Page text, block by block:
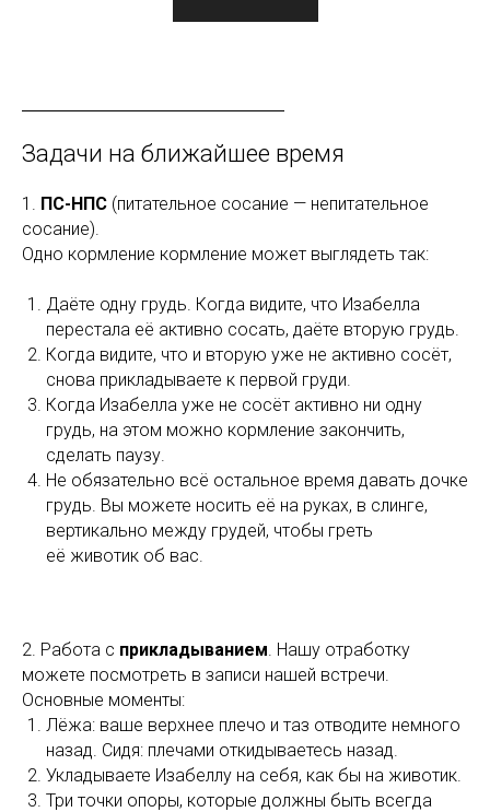
Задачи на ближайшее время
1. ПС-НПС (питательное сосание — непитательное
сосание).
Одно кормление кормление может выглядеть так:
Даёте одну грудь. Когда видите, что Изабелла
перестала её активно сосать, даёте вторую грудь.
Когда видите, что и вторую уже не активно сосёт,
снова прикладываете к первой груди.
Когда Изабелла уже не сосёт активно ни одну
грудь, на этом можно кормление закончить,
сделать паузу.
Не обязательно всё остальное время давать дочке
грудь. Вы можете носить её на руках, в слинге,
вертикально между грудей, чтобы греть
её животик об вас.
2. Работа с прикладыванием . Нашу отработку
можете посмотреть в записи нашей встречи.
Основные моменты:
Лёжа: ваше верхнее плечо и таз отводите немного
назад. Сидя: плечами откидываетесь назад.
Укладываете Изабеллу на себя, как бы на животик.
Три точки опоры, которые должны быть всегда